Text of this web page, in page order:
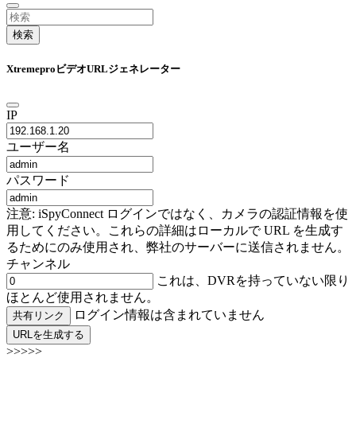
検索
XtremeproビデオURLジェネレーター
IP
ユーザー名
パスワード
注意: iSpyConnect ログインではなく、カメラの認証情報を使
用してください。これらの詳細はローカルで URL を生成す
るためにのみ使用され、弊社のサーバーに送信されません。
チャンネル
これは、DVRを持っていない限り
ほとんど使用されません。
共有リンク ログイン情報は含まれていません
URLを生成する
>>>>>